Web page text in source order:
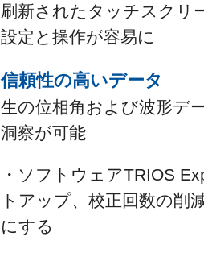
刷新されたタッチスクリ
設定と操作が容易に
信頼性の高いデータ
生の位相角および波形デ
洞察が可能
・ソフトウェアTRIOS
トアップ、校正回数の削
にする